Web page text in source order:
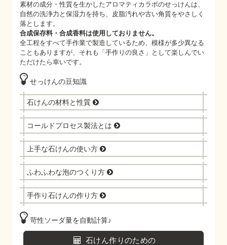
素材の成分・性質を生かしたアロマティカラボのせっけんは、
自然の洗浄力と保湿力を持ち、皮脂汚れや古い角質をやさしく
落とします。
合成保存料・合成香料は使用しておりません。
全工程をすべて手作業で製造しているため、模様が多少異なる
こともありますが、それも「手作りの良さ」として楽しんでい
ただけたら幸いです。
せっけんの豆知識
石けんの材料と性質
コールドプロセス製法とは
上手な石けんの使い方
ふわふわな泡のつくり方
手作り石けんの作り方
苛性ソーダ量を自動計算♪
石けん作りのための